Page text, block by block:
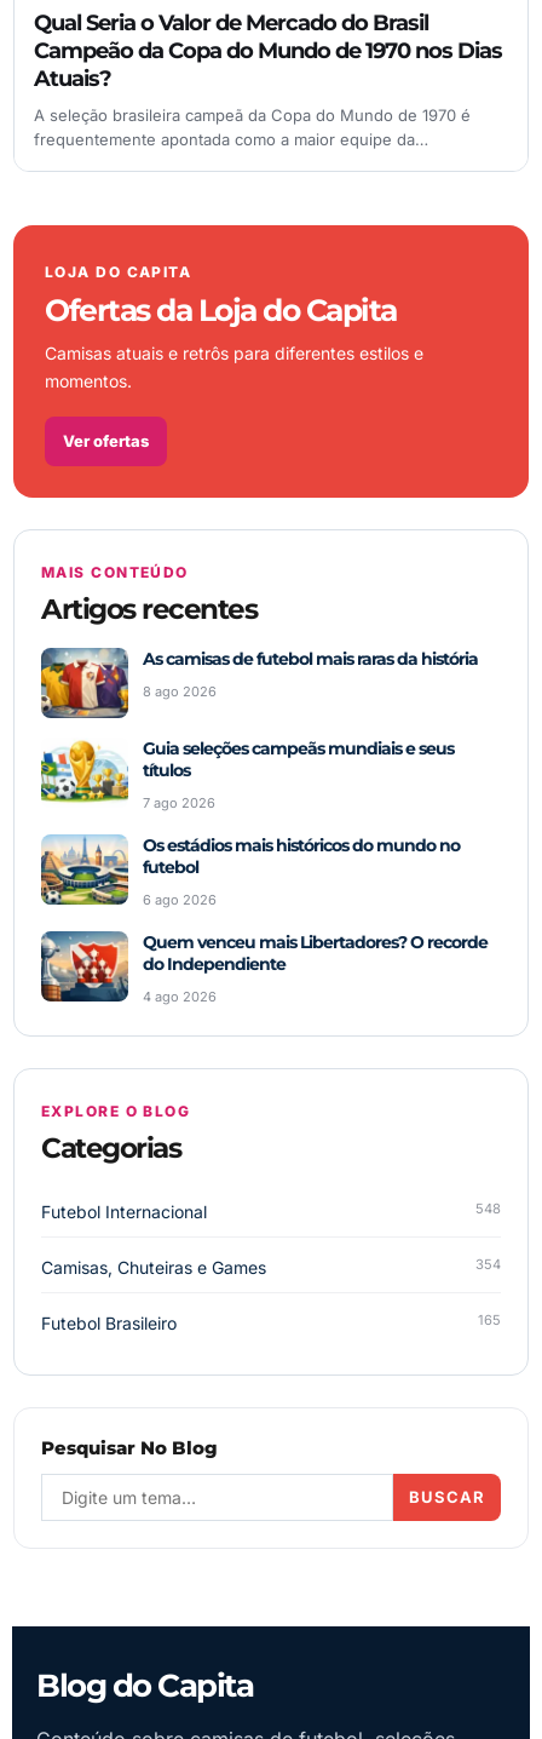
Qual Seria o Valor de Mercado do Brasil
Campeão da Copa do Mundo de 1970 nos Dias
Atuais?
A seleção brasileira campeã da Copa do Mundo de 1970 é
frequentemente apontada como a maior equipe da…
LOJA DO CAPITA
Ofertas da Loja do Capita
Camisas atuais e retrôs para diferentes estilos e
momentos.
Ver ofertas
MAIS CONTEÚDO
Artigos recentes
As camisas de futebol mais raras da história
8 ago 2026
Guia seleções campeãs mundiais e seus
títulos
7 ago 2026
Os estádios mais históricos do mundo no
futebol
6 ago 2026
Quem venceu mais Libertadores? O recorde
do Independiente
4 ago 2026
EXPLORE O BLOG
Categorias
Futebol Internacional 548
Camisas, Chuteiras e Games 354
Futebol Brasileiro 165
Pesquisar No Blog
BUSCAR
Blog do Capita